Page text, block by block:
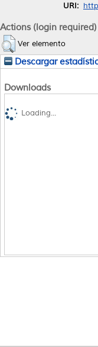
URI:
Actions (login required)
Ver elemento
Descargar
Downloads
Loading...